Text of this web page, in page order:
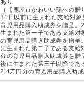
あり
（
【鹿屋市かわいい孫への
31日以前に生まれた支給対
育児用品購入助成券を贈呈。
生まれた第一子である支給対
の育児用品購入助成券を贈呈
に生まれた第二子である支給
分の育児用品購入助成券を贈
後に生まれた第三子以降であ
2.4万円分の育児用品購入助成